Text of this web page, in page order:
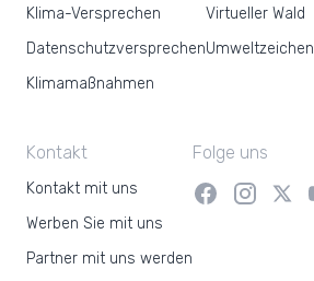
Klima-Versprechen
Datenschutzversprechen
Klimamaßnahmen
Virtueller Wald
Umweltzeichen
Kontakt
Kontakt mit uns
Werben Sie mit uns
Partner mit uns werden
Folge uns